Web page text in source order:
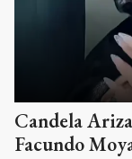
Candela
Facundo